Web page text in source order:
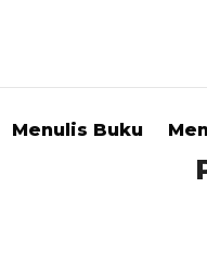
Menulis Buku